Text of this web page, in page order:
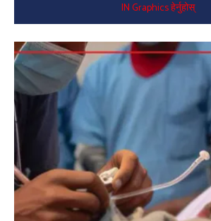
IN Graphics हेर्नुहोस्